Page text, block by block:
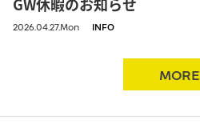
2026.04.27.Mon INFO
MORE